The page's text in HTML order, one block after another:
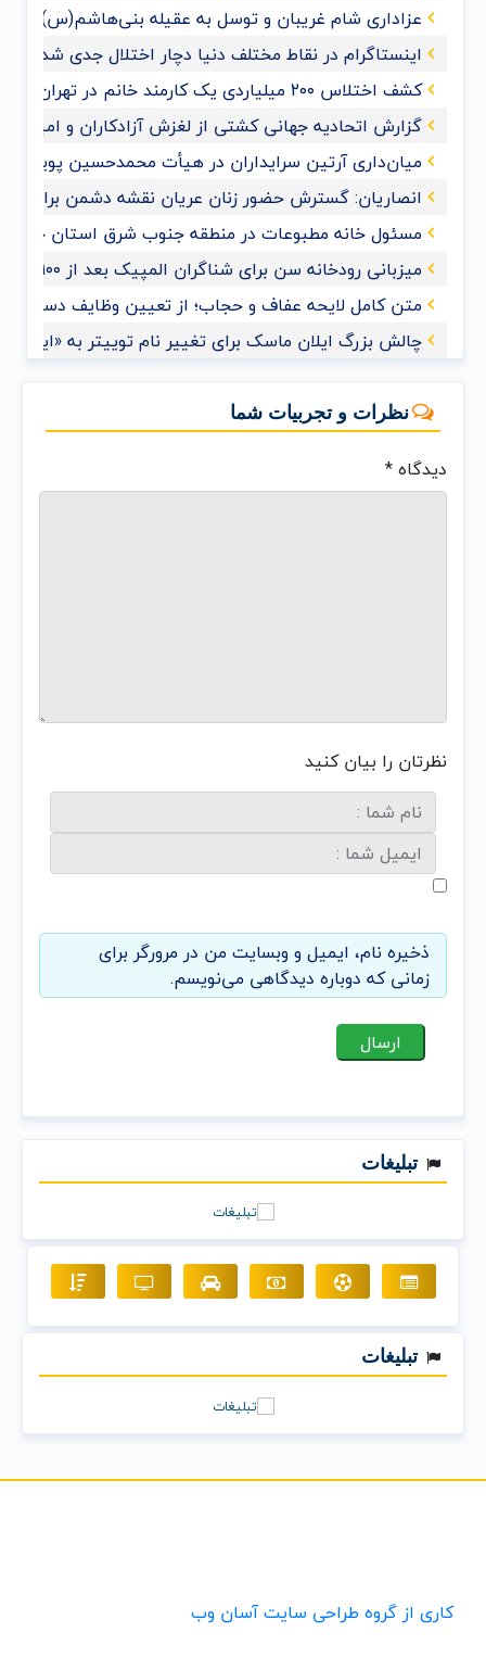
عزاداری شام غریبان و توسل به عقیله بنی‌هاشم(س) با
اینستاگرام در نقاط مختلف دنیا دچار اختلال جدی شد
کشف اختلاس ۲۰۰ میلیاردی یک کارمند خانم در تهران
گزارش اتحادیه جهانی کشتی از لغزش آزادکاران و
میان‌داری آرتین سرایداران در هیأت محمدحسین
انصاریان: گسترش حضور زنان عریان نقشه دشمن برای
مسئول خانه مطبوعات در منطقه جنوب شرق استان
میزبانی رودخانه سن برای شناگران المپیک بعد از ۱۰۰ سال
متن کامل لایحه عفاف و حجاب؛ از تعیین وظایف
چالش بزرگ ایلان ماسک برای تغییر نام توییتر به «ایکس»
نظرات و تجربیات شما
دیدگاه*
نظرتان را بیان کنید
ذخیره نام، ایمیل و وبسایت من در مرورگر برای
زمانی که دوباره دیدگاهی می‌نویسم.
تبلیغات
تبلیغات
کاری از گروه طراحی سایت آسان وب